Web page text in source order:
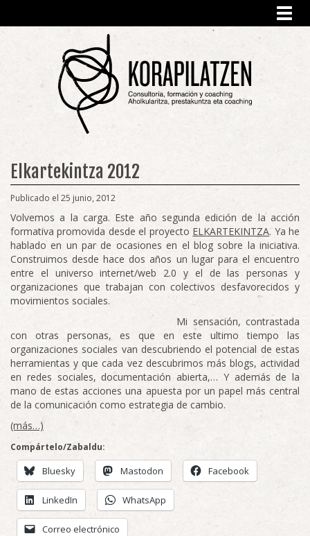
Elkartekintza 2012
Publicado el 25 junio, 2012
Volvemos a la carga. Este año segunda edición de la acción
formativa promovida desde el proyecto ELKARTEKINTZA. Ya he
hablado en un par de ocasiones en el blog sobre la iniciativa.
Construimos desde hace dos años un lugar para el encuentro
entre el universo internet/web 2.0 y el de las personas y
organizaciones que trabajan con colectivos desfavorecidos y
movimientos sociales.
Mi sensación, contrastada
con otras personas, es que en este ultimo tiempo las
organizaciones sociales van descubriendo el potencial de estas
herramientas y que cada vez descubrimos más blogs, actividad
en redes sociales, documentación abierta,… Y además de la
mano de estas acciones una apuesta por un papel más central
de la comunicación como estrategia de cambio.
(más…)
Compártelo/Zabaldu:
Bluesky Mastodon Facebook
LinkedIn WhatsApp
Correo electrónico